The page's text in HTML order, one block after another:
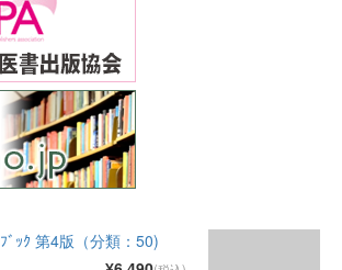
ﾞｯｸ 第4版（分類：50)